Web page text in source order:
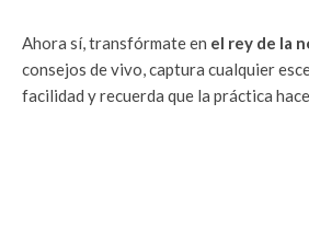
Ahora sí, transfórmate en el rey de la
consejos de vivo, captura cualquier
facilidad y recuerda que la práctica